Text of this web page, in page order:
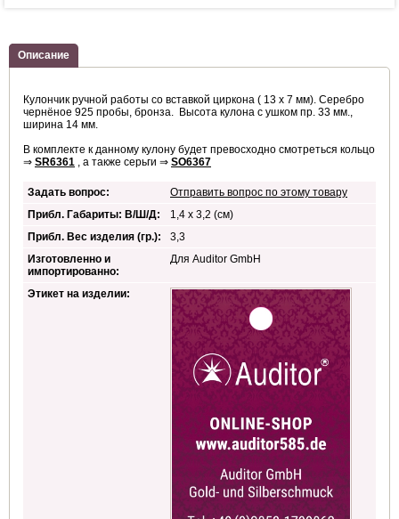
Описание
Кулончик ручной работы со вставкой циркона ( 13 х 7 мм). Серебро
чернёное 925 пробы, бронза. Высота кулона с ушком пр. 33 мм.,
ширина 14 мм.
В комплекте к данному кулону будет превосходно смотреться кольцо
⇒ SR6361 , а также серьги ⇒ SO6367
Задать вопрос:
Отправить вопрос по этому товару
Прибл. Габариты: В/Ш/Д:
1,4 x 3,2 (см)
Прибл. Вес изделия (гр.):
3,3
Изготовленно и
импортированно:
Для Auditor GmbH
Этикет на изделии: